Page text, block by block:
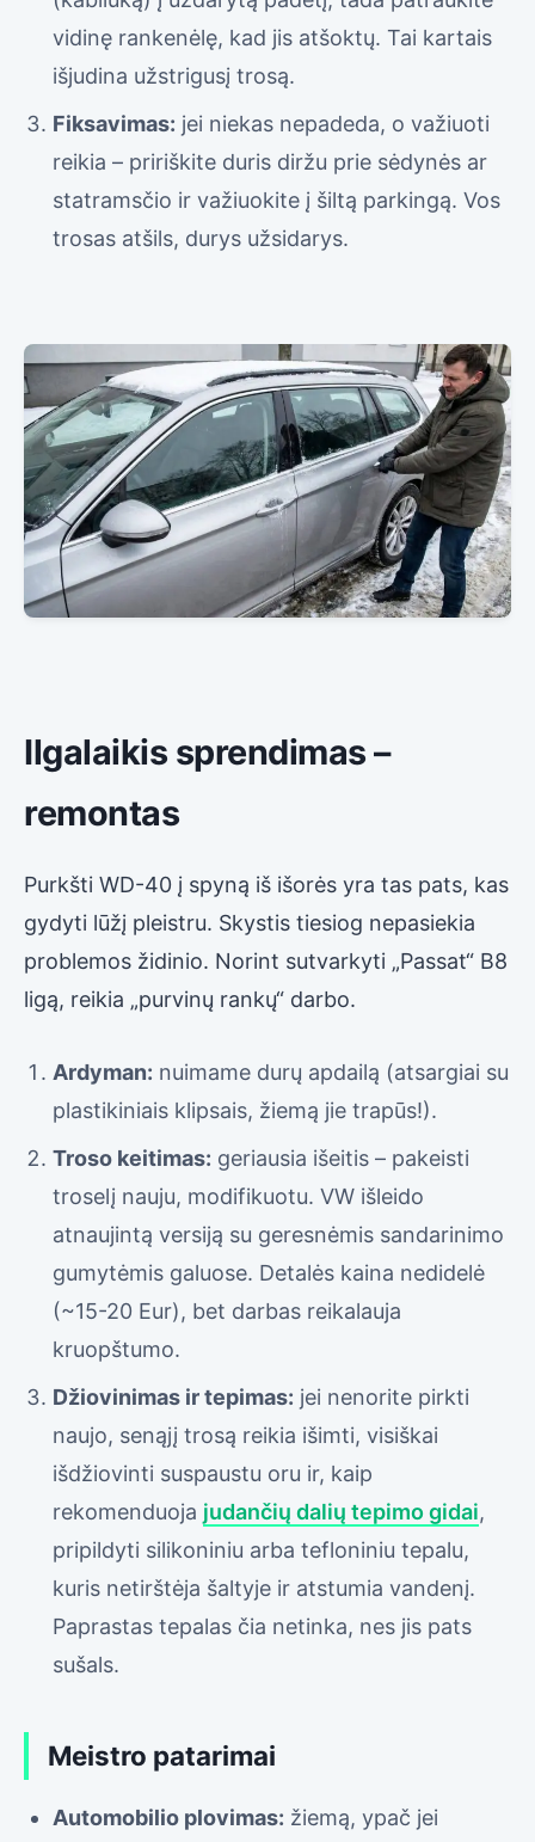
vidinę rankenėlę, kad jis atšoktų. Tai kartais
išjudina užstrigusį trosą.
Fiksavimas: jei niekas nepadeda, o važiuoti
reikia – pririškite duris diržu prie sėdynės ar
statramsčio ir važiuokite į šiltą parkingą. Vos
trosas atšils, durys užsidarys.
Ilgalaikis sprendimas –
remontas
Purkšti WD-40 į spyną iš išorės yra tas pats, kas
gydyti lūžį pleistru. Skystis tiesiog nepasiekia
problemos židinio. Norint sutvarkyti „Passat“ B8
ligą, reikia „purvinų rankų“ darbo.
Ardyman: nuimame durų apdailą (atsargiai su
plastikiniais klipsais, žiemą jie trapūs!).
Troso keitimas: geriausia išeitis – pakeisti
troselį nauju, modifikuotu. VW išleido
atnaujintą versiją su geresnėmis sandarinimo
gumytėmis galuose. Detalės kaina nedidelė
(~15-20 Eur), bet darbas reikalauja
kruopštumo.
Džiovinimas ir tepimas: jei nenorite pirkti
naujo, senąjį trosą reikia išimti, visiškai
išdžiovinti suspaustu oru ir, kaip
rekomenduoja judančių dalių tepimo gidai,
pripildyti silikoniniu arba tefloniniu tepalu,
kuris netirštėja šaltyje ir atstumia vandenį.
Paprastas tepalas čia netinka, nes jis pats
sušals.
Meistro patarimai
Automobilio plovimas: žiemą, ypač jei